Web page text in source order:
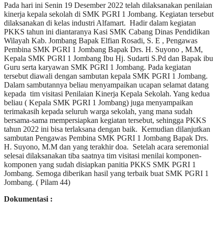
Pada hari ini Senin 19 Desember 2022 telah dilaksanakan penilaian
kinerja kepala sekolah di SMK PGRI 1 Jombang. Kegiatan tersebut
dilaksanakan di kelas industri Alfamart. Hadir dalam kegiatan
PKKS tahun ini diantaranya Kasi SMK Cabang Dinas Pendidikan
Wilayah Kab. Jombang Bapak Elfian Rosadi, S. E , Pengawas
Pembina SMK PGRI 1 Jombang Bapak Drs. H. Suyono , M.M,
Kepala SMK PGRI 1 Jombang Ibu Hj. Sudarti S.Pd dan Bapak ibu
Guru serta karyawan SMK PGRI 1 Jombang. Pada kegiatan
tersebut diawali dengan sambutan kepala SMK PGRI 1 Jombang.
Dalam sambutannya beliau menyampaikan ucapan selamat datang
kepada tim visitasi Penilaian Kinerja Kepala Sekolah. Yang kedua
beliau ( Kepala SMK PGRI 1 Jombang) juga menyampaikan
terimakasih kepada seluruh warga sekolah, yang mana sudah
bersama-sama mempersiapkan kegiatan tersebut, sehingga PKKS
tahun 2022 ini bisa terlaksana dengan baik. Kemudian dilanjutkan
sambutan Pengawas Pembina SMK PGRI 1 Jombang Bapak Drs.
H. Suyono, M.M dan yang terakhir doa. Setelah acara seremonial
selesai dilaksanakan tiba saatnya tim visitasi menilai komponen-
komponen yang sudah disiapkan panitia PKKS SMK PGRI 1
Jombang. Semoga diberikan hasil yang terbaik buat SMK PGRI 1
Jombang. ( Pilam 44)
Dokumentasi :